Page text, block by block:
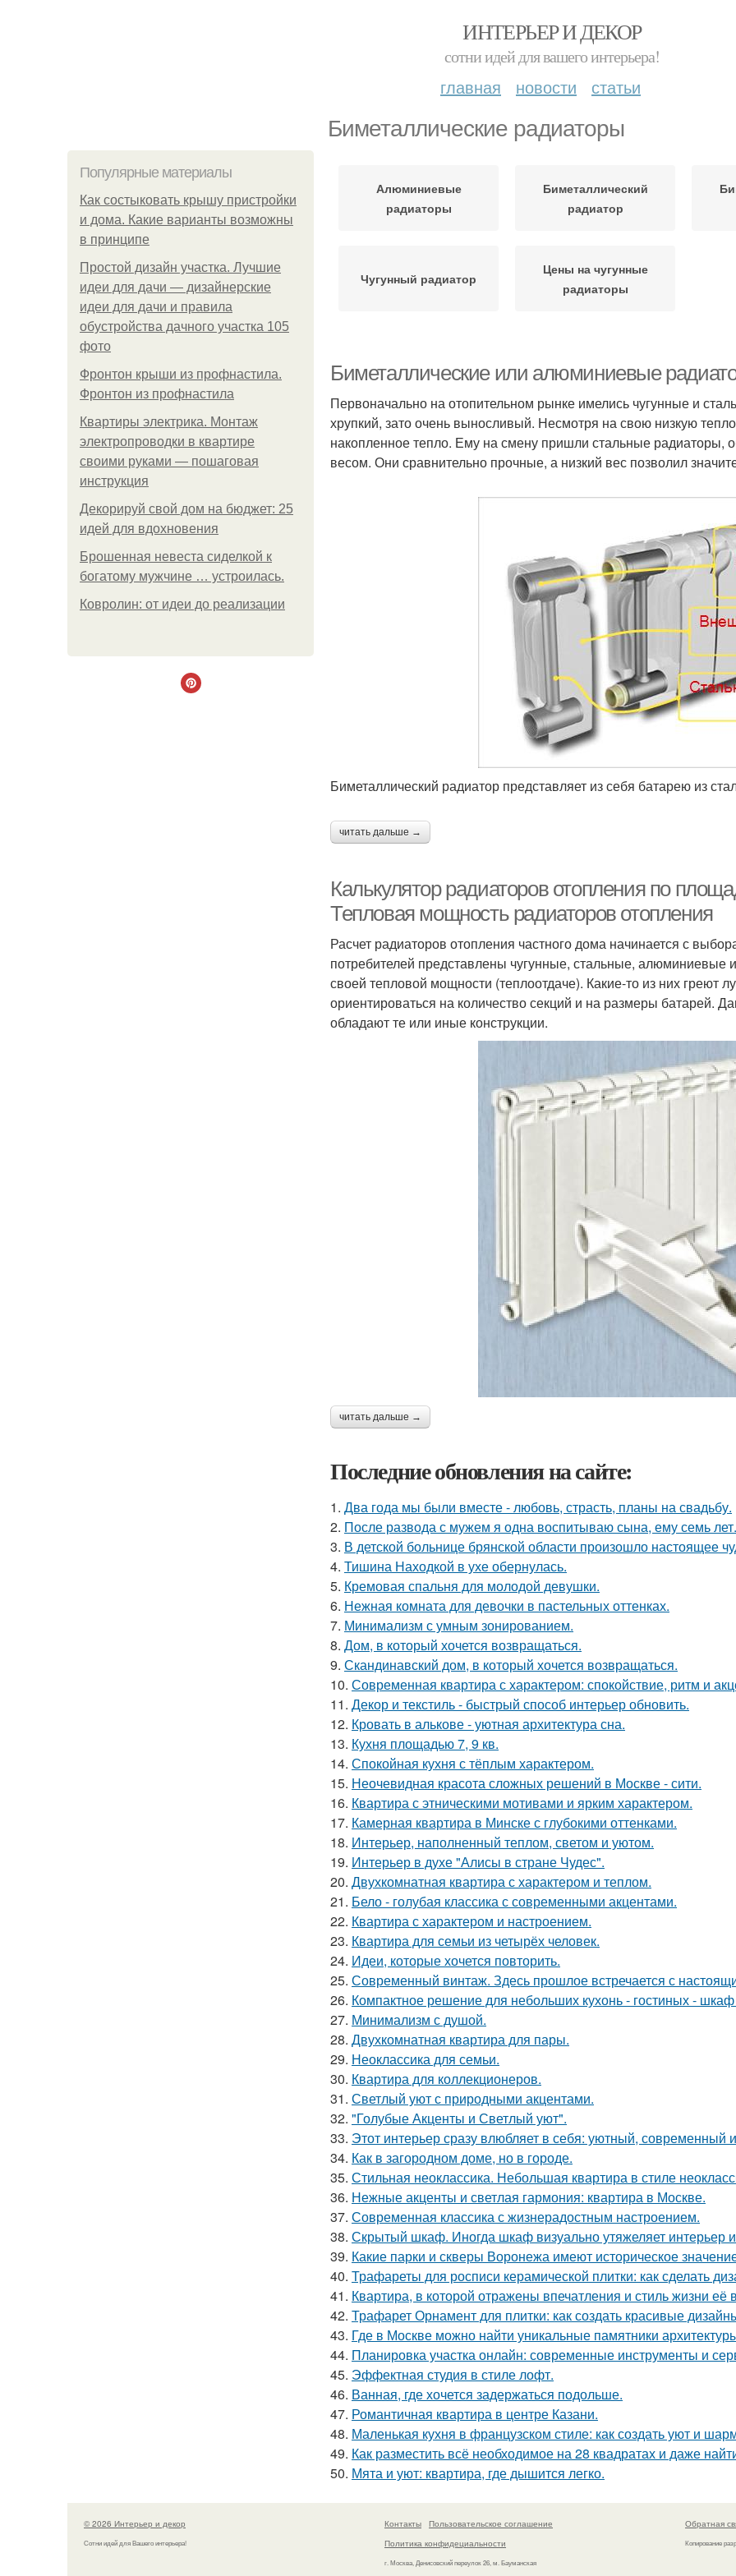
ИНТЕРЬЕР И ДЕКОР
сотни идей для вашего интерьера!
главная новости статьи
Биметаллические радиаторы
Популярные материалы
Как состыковать крышу пристройки
и дома. Какие варианты возможны
в принципе
Простой дизайн участка. Лучшие
идеи для дачи — дизайнерские
идеи для дачи и правила
обустройства дачного участка 105
фото
Фронтон крыши из профнастила.
Фронтон из профнастила
Квартиры электрика. Монтаж
электропроводки в квартире
своими руками — пошаговая
инструкция
Декорируй свой дом на бюджет: 25
идей для вдохновения
Брошенная невеста сиделкой к
богатому мужчине … устроилась.
Ковролин: от идеи до реализации
Алюминиевые
радиаторы
Биметаллический
радиатор
Чугунный радиатор
Цены на чугунные
радиаторы
Биметаллические или алюминиевые
Первоначально на отопительном рынке имелись чугунные и
хрупкий, зато очень выносливый. Несмотря на свою низкую
накопленное тепло. Ему на смену пришли стальные радиаторы,
весом. Они сравнительно прочные, а низкий вес позволил
Биметаллический радиатор представляет из себя батарею из
читать дальше →
Калькулятор радиаторов отопления по
Тепловая мощность радиаторов отопления
Расчет радиаторов отопления частного дома начинается с
потребителей представлены чугунные, стальные,
своей тепловой мощности (теплоотдаче). Какие-то из них греют
ориентироваться на количество секций и на размеры батарей.
обладают те или иные конструкции.
читать дальше →
Последние обновления на сайте:
1. Два года мы были вместе - любовь, страсть, планы на свадьбу.
2. После развода с мужем я одна воспитываю сына, ему семь лет.
3. В детской больнице брянской области произошло настоящее
4. Тишина Находкой в ухе обернулась.
5. Кремовая спальня для молодой девушки.
6. Нежная комната для девочки в пастельных оттенках.
7. Минимализм с умным зонированием.
8. Дом, в который хочется возвращаться.
9. Скандинавский дом, в который хочется возвращаться.
10. Современная квартира с характером: спокойствие, ритм и
11. Декор и текстиль - быстрый способ интерьер обновить.
12. Кровать в алькове - уютная архитектура сна.
13. Кухня площадью 7, 9 кв.
14. Спокойная кухня с тёплым характером.
15. Неочевидная красота сложных решений в Москве - сити.
16. Квартира с этническими мотивами и ярким характером.
17. Камерная квартира в Минске с глубокими оттенками.
18. Интерьер, наполненный теплом, светом и уютом.
19. Интерьер в духе "Алисы в стране Чудес".
20. Двухкомнатная квартира с характером и теплом.
21. Бело - голубая классика с современными акцентами.
22. Квартира с характером и настроением.
23. Квартира для семьи из четырёх человек.
24. Идеи, которые хочется повторить.
25. Современный винтаж. Здесь прошлое встречается с
26. Компактное решение для небольших кухонь - гостиных -
27. Минимализм с душой.
28. Двухкомнатная квартира для пары.
29. Неоклассика для семьи.
30. Квартира для коллекционеров.
31. Светлый уют с природными акцентами.
32. "Голубые Акценты и Светлый уют".
33. Этот интерьер сразу влюбляет в себя: уютный, современный
34. Как в загородном доме, но в городе.
35. Стильная неоклассика. Небольшая квартира в стиле
36. Нежные акценты и светлая гармония: квартира в Москве.
37. Современная классика с жизнерадостным настроением.
38. Скрытый шкаф. Иногда шкаф визуально утяжеляет интерьер
39. Какие парки и скверы Воронежа имеют историческое
40. Трафареты для росписи керамической плитки: как сделать
41. Квартира, в которой отражены впечатления и стиль жизни её
42. Трафарет Орнамент для плитки: как создать красивые
43. Где в Москве можно найти уникальные памятники
44. Планировка участка онлайн: современные инструменты и
45. Эффектная студия в стиле лофт.
46. Ванная, где хочется задержаться подольше.
47. Романтичная квартира в центре Казани.
48. Маленькая кухня в французском стиле: как создать уют и
49. Как разместить всё необходимое на 28 квадратах и даже
50. Мята и уют: квартира, где дышится легко.
© 2026 Интерьер и декор
Сотни идей для Вашего интерьера!
Контакты
Пользовательское соглашение
Политика конфидециальности
г. Москва, Денисовский переулок 26, м. Бауманская
Обратная
Копирование